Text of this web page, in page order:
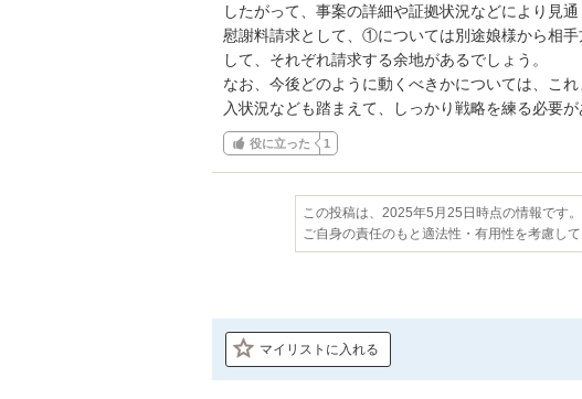
したがって、事案の詳細や証拠状況などにより
慰謝料請求として、①については別途娘様から相
して、それぞれ請求する余地があるでしょう。
なお、今後どのように動くべきかについては、こ
入状況なども踏まえて、しっかり戦略を練る必要が
役に立った 1
この投稿は、2025年5月25日時点の情報です。
ご自身の責任のもと適法性・有用性を考慮し
マイリストに入れる